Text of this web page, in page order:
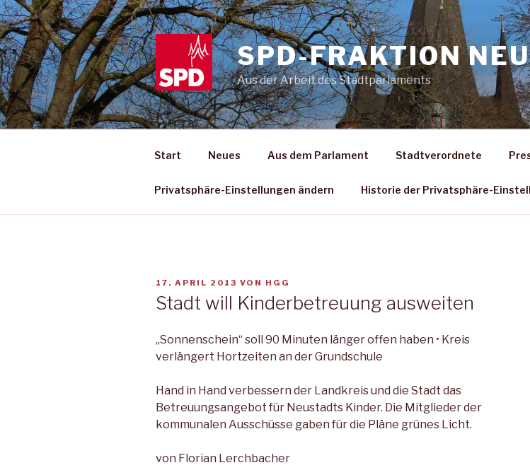
Zum
Inhalt
springen
SPD-FRAKTION
Aus der Arbeit des Stadtparlaments
Start Neues Aus dem Parlament Stadtverordnete
Privatsphäre-Einstellungen ändern Historie der Privatsphäre-
VERÖFFENTLICHT
17. APRIL 2013 VON HGG
Stadt will Kinderbetreuung ausweiten
„Sonnenschein“ soll 90 Minuten länger offen haben • Kreis
verlängert Hortzeiten an der Grundschule
Hand in Hand verbessern der Landkreis und die Stadt das
Betreuungs­angebot für Neustadts Kinder. Die Mitglieder der
kommunalen Ausschüsse gaben für die Pläne grü­nes Licht.
von Florian Lerchbacher